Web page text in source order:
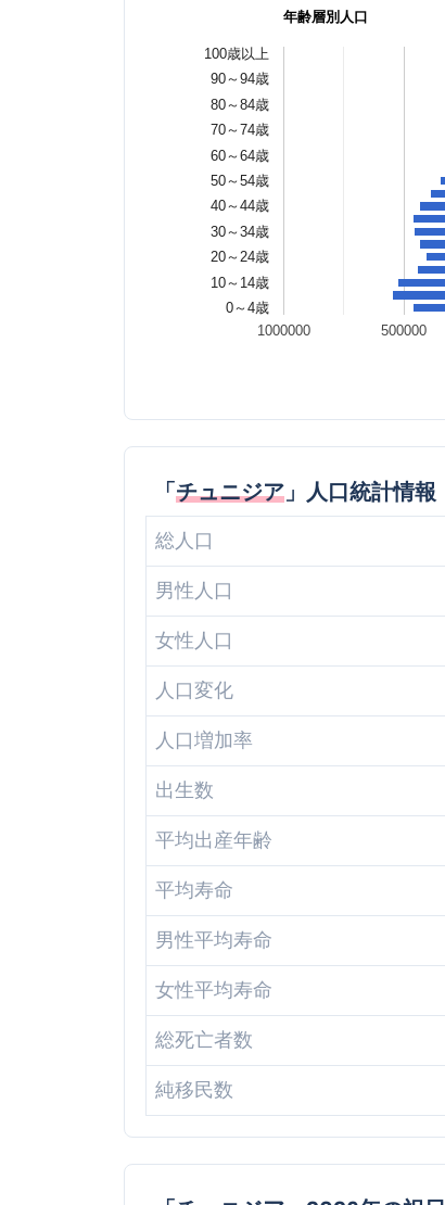
年齢層別人口
1000000 500000
0～4歳
10～14歳
20～24歳
30～34歳
40～44歳
50～54歳
60～64歳
70～74歳
80～84歳
90～94歳
100歳以上
「チュニジア」人口統計情報
総人口
男性人口
女性人口
人口変化
人口増加率
出生数
平均出産年齢
平均寿命
男性平均寿命
女性平均寿命
総死亡者数
純移民数